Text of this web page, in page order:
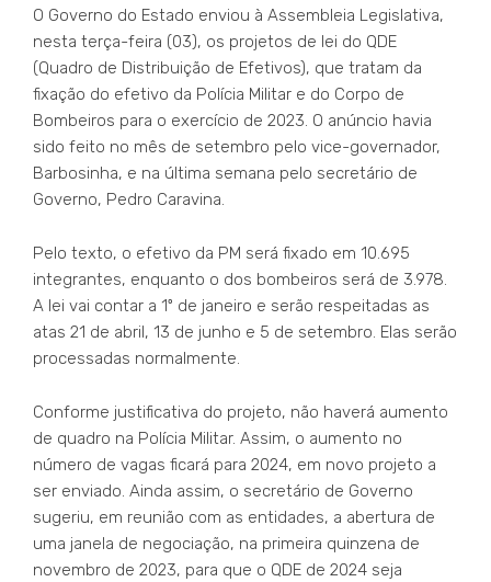
O Governo do Estado enviou à Assembleia Legislativa,
nesta terça-feira (03), os projetos de lei do QDE
(Quadro de Distribuição de Efetivos), que tratam da
fixação do efetivo da Polícia Militar e do Corpo de
Bombeiros para o exercício de 2023. O anúncio havia
sido feito no mês de setembro pelo vice-governador,
Barbosinha, e na última semana pelo secretário de
Governo, Pedro Caravina.
Pelo texto, o efetivo da PM será fixado em 10.695
integrantes, enquanto o dos bombeiros será de 3.978.
A lei vai contar a 1º de janeiro e serão respeitadas as
atas 21 de abril, 13 de junho e 5 de setembro. Elas serão
processadas normalmente.
Conforme justificativa do projeto, não haverá aumento
de quadro na Polícia Militar. Assim, o aumento no
número de vagas ficará para 2024, em novo projeto a
ser enviado. Ainda assim, o secretário de Governo
sugeriu, em reunião com as entidades, a abertura de
uma janela de negociação, na primeira quinzena de
novembro de 2023, para que o QDE de 2024 seja